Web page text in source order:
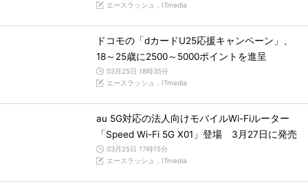
エースラッシュ，ITmedia
ドコモの「dカードU25応援キャンペーン」、
18～25歳に2500～5000ポイントを進呈
03月25日 18時35分
エースラッシュ，ITmedia
au 5G対応の法人向けモバイルWi-Fiルーター
「Speed Wi-Fi 5G X01」登場 3月27日に発売
03月25日 17時15分
エースラッシュ，ITmedia